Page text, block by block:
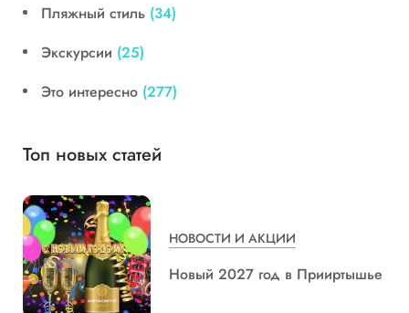
Пляжный стиль (34)
Экскурсии (25)
Это интересно (277)
Топ новых статей
НОВОСТИ И АКЦИИ
Новый 2027 год в Прииртышье